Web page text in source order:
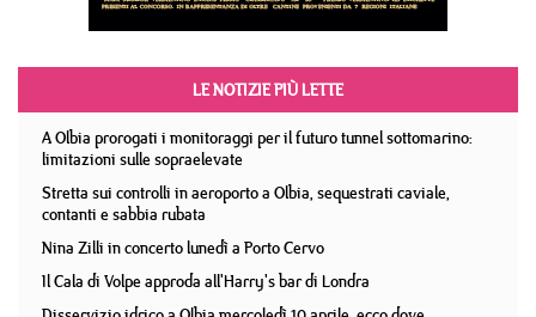
LE NOTIZIE PIÙ LETTE
A Olbia prorogati i monitoraggi per il futuro tunnel sottomarino:
limitazioni sulle sopraelevate
Stretta sui controlli in aeroporto a Olbia, sequestrati caviale,
contanti e sabbia rubata
Nina Zilli in concerto lunedì a Porto Cervo
Il Cala di Volpe approda all'Harry's bar di Londra